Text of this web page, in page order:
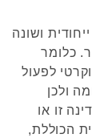
ושונה
כלומר
לפעול
ולכן
זו או
הכוללת,